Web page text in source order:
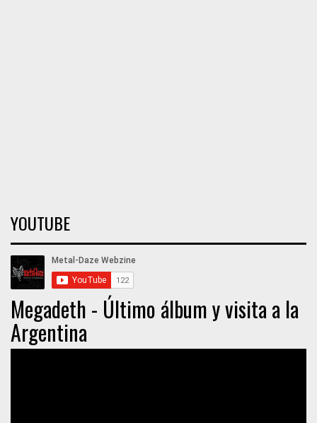
YOUTUBE
Megadeth - Último álbum y visita a la
Argentina